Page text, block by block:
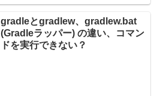
gradleとgradlew、gradlew.bat
(Gradleラッパー) の違い、コマン
ドを実行できない？